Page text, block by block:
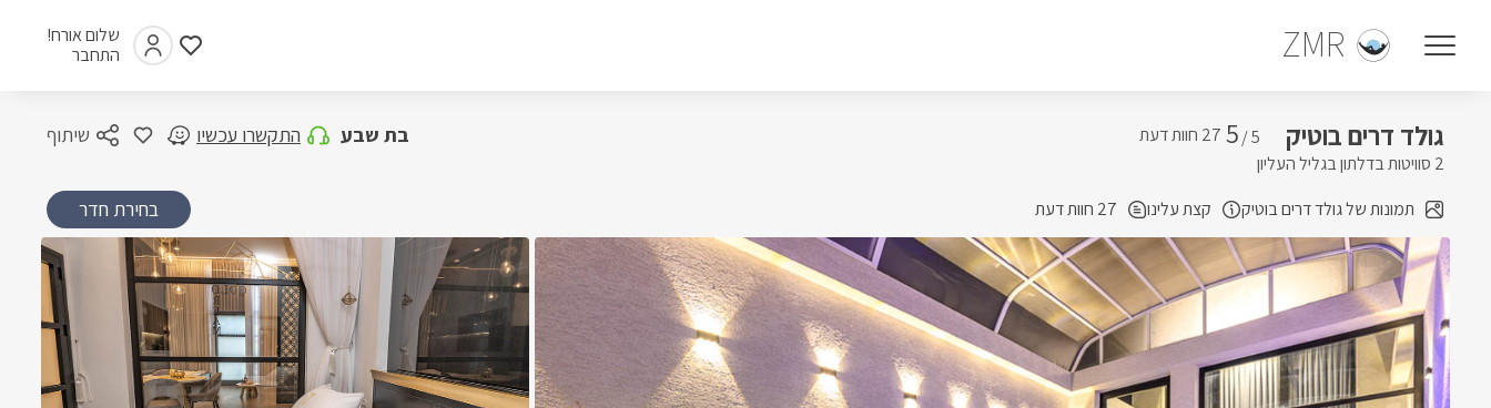
ZMR
שלום אורח!
התחבר
גולד דרים בוטיק 5 /
5
2 סוויטות בדלתון בגליל העליון
תמונות של גולד דרים בוטיק
קצת עלינו 27 חוות דעת
שיתוף בת שבע התקשרו עכשיו
בחירת חדר